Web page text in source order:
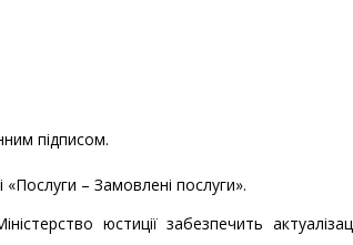
підписом.
– Замовлені послуги».
юстиції забезпечить